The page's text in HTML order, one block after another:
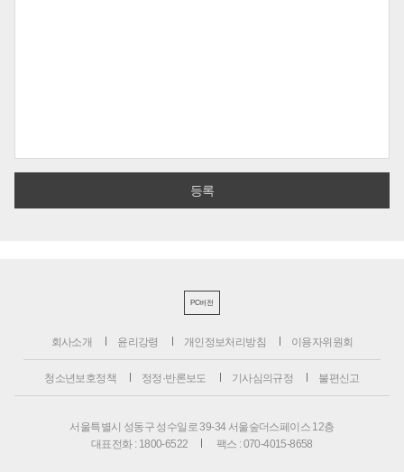
PC버전
회사소개 윤리강령 개인정보처리방침 이용자위원회
청소년보호정책 정정·반론보도 기사심의규정 불편신고
서울특별시 성동구 성수일로 39-34 서울숲더스페이스 12층
대표전화 : 1800-6522
팩스 : 070-4015-8658